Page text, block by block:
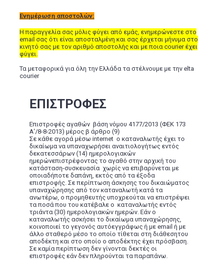
Ενημέρωση αποστολών:
Η παραγγελία σας μόλις φύγει από εμάς, ενημερώνεστε στο
email σας ότι είναι αποσταλμένη και σας έρχεται μήνυμα στο
κινητό σας με τον αριθμό αποστολής και με ποια courier έχει
φύγει.
Τα μεταφορικά για όλη την Ελλάδα τα στέλνουμε με την elta
courier
ΕΠΙΣΤΡΟΦΕΣ
Επιστροφές αγαθών βάση νόμου 4177/2013 (ΦΕΚ 173
Α’/8-8-2013) μέρος β άρθρο (9)
Σε κάθε αγορά μέσω internet ο καταναλωτής έχει το
δικαίωμα να υπαναχωρήσει αναιτιολογήτως εντός
δεκατεσσάρων (14) ημερολογιακών
ημερώνεπιστρέφοντας το αγαθό στην αρχική του
κατάσταση-συσκευασία χωρίς να επιβαρύνεται με
οποιαδήποτε δαπάνη, εκτός από τα έξοδα
επιστροφής. Σε περίπτωση άσκησης του δικαιώματος
υπαναχώρησης από τον καταναλωτή κατά τα
ανωτέρω, ο προμηθευτής υποχρεούται να επιστρέψει
τα ποσά που του κατέβαλε ο καταναλωτής εντός
τριάντα (30) ημερολογιακών ημερών. Εάν ο
καταναλωτής ασκήσει το δικαίωμα υπαναχώρησης,
κοινοποιεί το γεγονός αυτόεγγράφως ή με email ή με
άλλο σταθερό μέσο το οποίο τίθεται στη διάθεσητου
αποδέκτη και στο οποίο ο αποδέκτης έχει πρόσβαση.
Σε καμία περίπτωση δεν γίνονται δεκτές οι
επιστροφές εάν δεν πληρούνται τα παραπάνω.